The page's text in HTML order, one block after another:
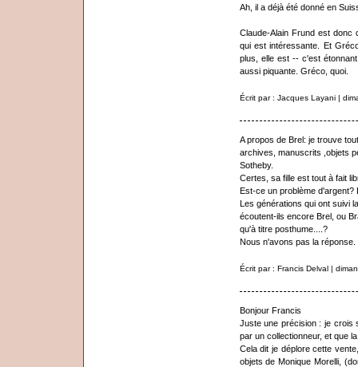
Ah, il a déjà été donné en
Claude-Alain Frund est
qui est intéressante. Et
plus, elle est -- c'est
aussi piquante. Gréco, quoi.
Écrit par : Jacques Layani |
A propos de Brel: je trouve
archives, manuscrits ,objets
Sotheby.
Certes, sa fille est tout à fait
Est-ce un problème d'argent?
Les générations qui ont suivi
écoutent-ils encore Brel, ou
qu'à titre posthume....?
Nous n'avons pas la réponse.
Écrit par : Francis Delval |
Bonjour Francis
Juste une précision : je crois
par un collectionneur, et que
Cela dit je déplore cette
objets de Monique Morelli,